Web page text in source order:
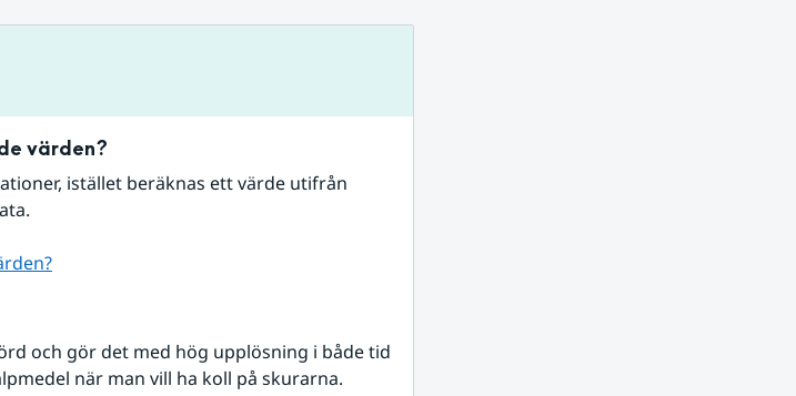
värden?
istället beräknas ett värde utifrån
och gör det med hög upplösning i både tid
när man vill ha koll på skurarna.